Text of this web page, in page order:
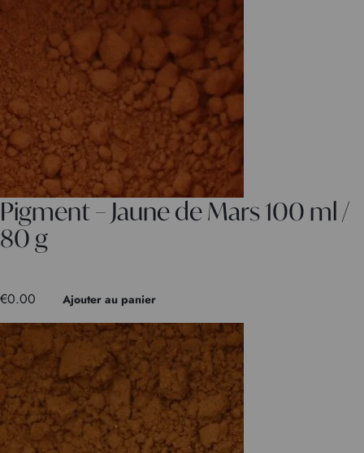
Pigment – Jaune de Mars 100 ml /
80 g
€0.00 Ajouter au panier